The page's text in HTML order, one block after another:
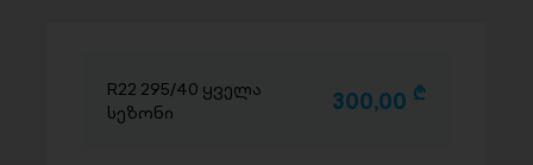
R22 295/40 ყველა
სეზონი
300,00 D